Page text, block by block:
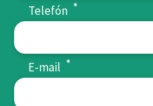
Telefón *
E-mail *